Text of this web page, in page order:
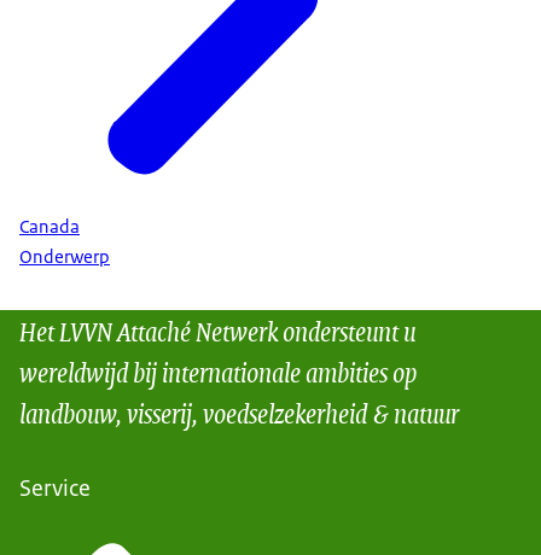
Canada
Onderwerp
Het LVVN Attaché Netwerk ondersteunt u
wereldwijd bij internationale ambities op
landbouw, visserij, voedselzekerheid & natuur
Service